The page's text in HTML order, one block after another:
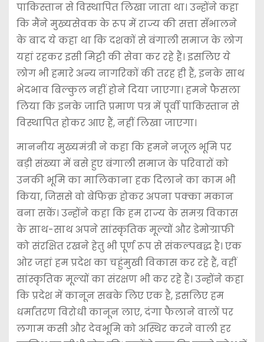
पाकिस्तान से विस्थापित लिखा जाता था। उन्होंने कहा
कि मैंने मुख्यसेवक के रूप में राज्य की सत्ता सँभालने
के बाद ये कहा था कि दशकों से बंगाली समाज के लोग
यहां रहकर इसी मिट्टी की सेवा कर रहे हैं। इसलिए ये
लोग भी हमारे अन्य नागरिकों की तरह ही हैं, इनके साथ
भेदभाव बिल्कुल नहीं होने दिया जाएगा। हमने फैसला
लिया कि इनके जाति प्रमाण पत्र में पूर्वी पाकिस्तान से
विस्थापित होकर आए हैं, नहीं लिखा जाएगा।
माननीय मुख्यमंत्री ने कहा कि हमने नजूल भूमि पर
बड़ी संख्या में बसे हुए बंगाली समाज के परिवारों को
उनकी भूमि का मालिकाना हक दिलाने का काम भी
किया, जिससे वो बेफिक्र होकर अपना पक्का मकान
बना सकें। उन्होंने कहा कि हम राज्य के समग्र विकास
के साथ-साथ अपने सांस्कृतिक मूल्यों और डेमोग्राफी
को संरक्षित रखने हेतु भी पूर्ण रूप से संकल्पबद्ध है। एक
ओर जहां हम प्रदेश का चहुंमुखी विकास कर रहे हैं, वहीं
सांस्कृतिक मूल्यों का संरक्षण भी कर रहे हैं। उन्होंने कहा
कि प्रदेश में कानून सबके लिए एक है, इसलिए हम
धर्मांतरण विरोधी कानून लाए, दंगा फैलाने वालों पर
लगाम कसी और देवभूमि को अस्थिर करने वाली हर